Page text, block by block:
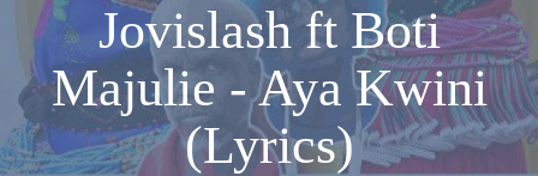
Jovislash ft Boti
Majulie - Aya Kwini
(Lyrics)